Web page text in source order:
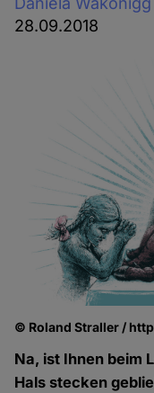
28.09.2018
© Roland Straller /
Na, ist Ihnen beim
Hals stecken